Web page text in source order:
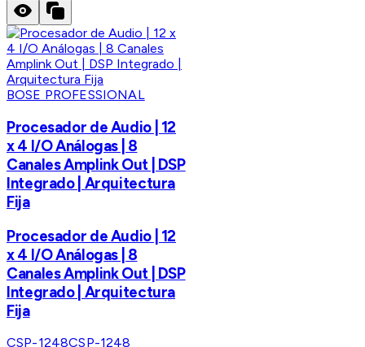
BOSE PROFESSIONAL
Procesador de Audio | 12
x 4 I/O Análogas | 8
Canales Amplink Out | DSP
Integrado | Arquitectura
Fija
Procesador de Audio | 12
x 4 I/O Análogas | 8
Canales Amplink Out | DSP
Integrado | Arquitectura
Fija
CSP-1248CSP-1248